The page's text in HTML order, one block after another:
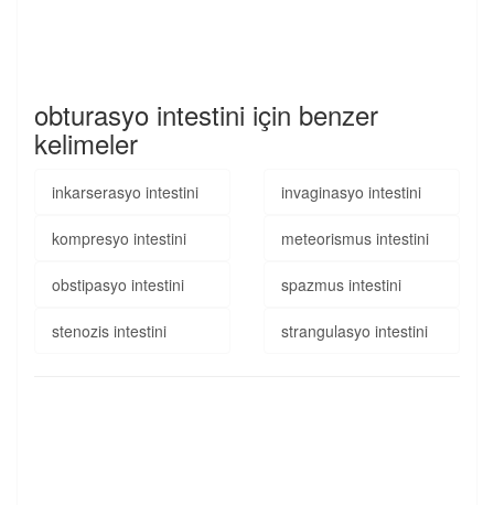
obturasyo intestini için benzer
kelimeler
inkarserasyo intestini invaginasyo intestini
kompresyo intestini meteorismus intestini
obstipasyo intestini spazmus intestini
stenozis intestini strangulasyo intestini